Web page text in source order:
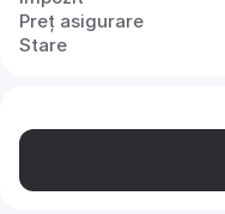
Preț asigurare
Stare